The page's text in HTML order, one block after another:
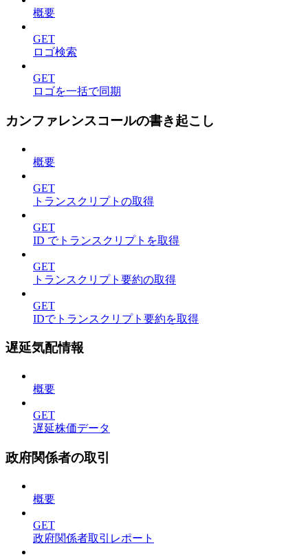
概要
GET
ロゴ検索
GET
ロゴを一括で同期
カンファレンスコールの書き起こし
概要
GET
トランスクリプトの取得
GET
ID でトランスクリプトを取得
GET
トランスクリプト要約の取得
GET
IDでトランスクリプト要約を取得
遅延気配情報
概要
GET
遅延株価データ
政府関係者の取引
概要
GET
政府関係者取引レポート